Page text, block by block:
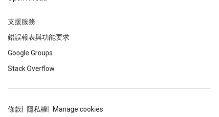
支援服務
錯誤報表與功能要求
Google Groups
Stack Overflow
條款 隱私權 Manage cookies